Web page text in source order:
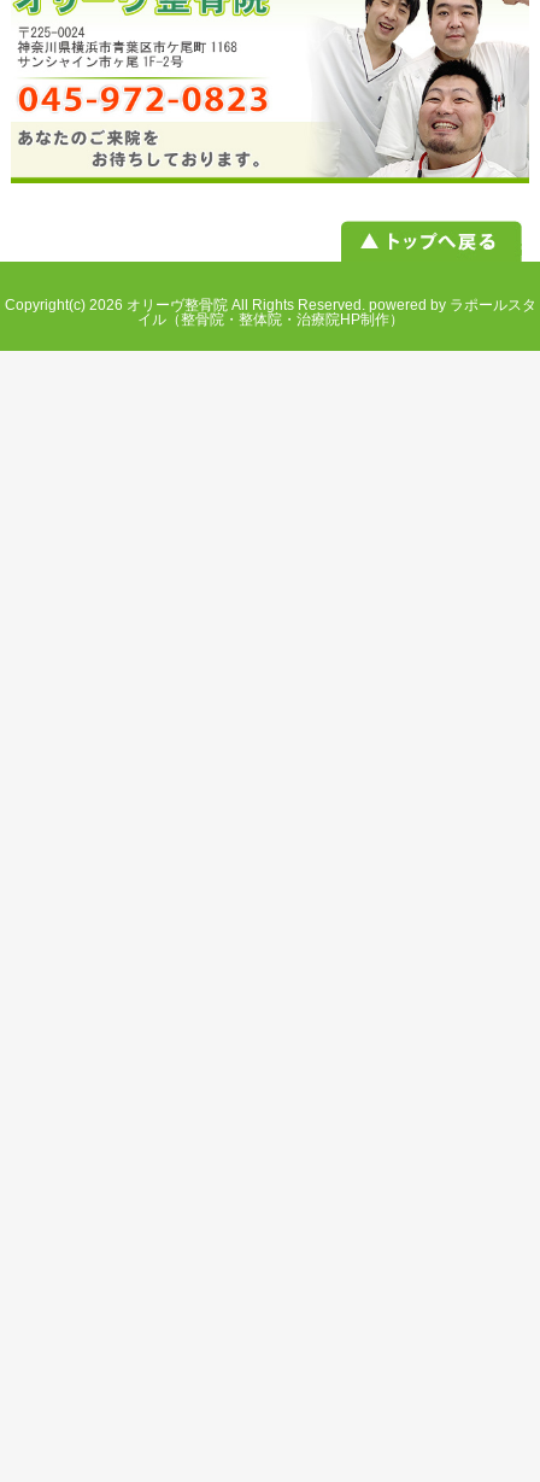
Copyright(c) 2026 オリーヴ整骨院All Rights Reserved. powered by ラポールスタ
イル（整骨院・整体院・治療院HP制作）